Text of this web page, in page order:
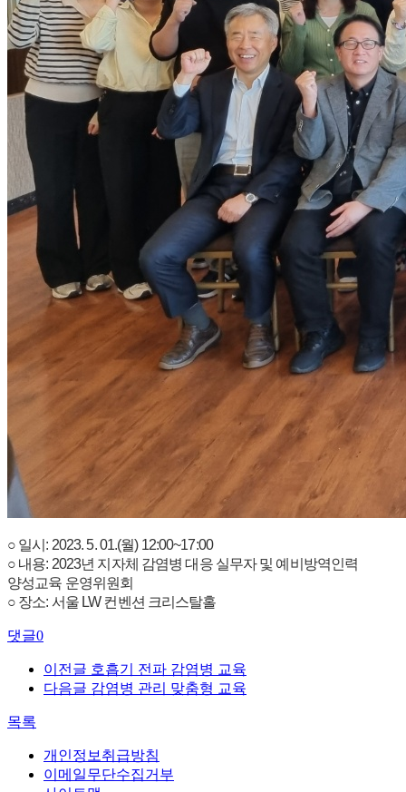
○ 일시: 2023. 5. 01.(월) 12:00~17:00
○ 내용: 2023년 지자체 감염병 대응 실무자 및 예비방역인력
양성교육 운영위원회
○ 장소: 서울 LW 컨벤션 크리스탈홀
댓글0
이전글 호흡기 전파 감염병 교육
다음글 감염병 관리 맞춤형 교육
목록
개인정보취급방침
이메일무단수집거부